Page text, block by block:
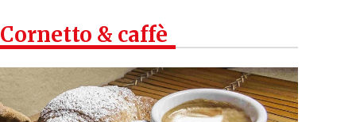
Cornetto & caffè